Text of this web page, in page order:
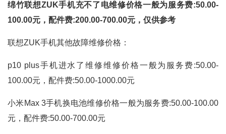
绵竹联想ZUK手机充不了电维修价格一般为服务费:50.00-
100.00元，配件费:200.00-700.00元，仅供参考
联想ZUK手机其他故障维修价格：
p10 plus手机进水了维修维修价格一般为服务费:50.00-
100.00元，配件费:50.00-1000.00元
小米Max 3手机换电池维修价格一般为服务费:50.00-100.00
元，配件费:50.00-700.00元